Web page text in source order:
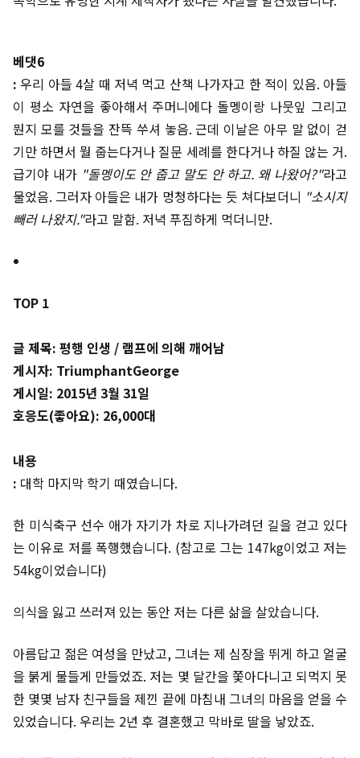
베댓6
: 우리 아들 4살 때 저녁 먹고 산책 나가자고 한 적이 있음. 아들
이 평소 자연을 좋아해서 주머니에다 돌멩이랑 나뭇잎 그리고
뭔지 모를 것들을 잔뜩 쑤셔 놓음. 근데 이날은 아무 말 없이 걷
기만 하면서 뭘 줍는다거나 질문 세례를 한다거나 하질 않는 거.
급기야 내가 "돌멩이도 안 줍고 말도 안 하고. 왜 나왔어?"라고
물었음. 그러자 아들은 내가 멍청하다는 듯 쳐다보더니 "소시지
빼러 나왔지."라고 말함. 저녁 푸짐하게 먹더니만.
TOP 1
글 제목: 평행 인생 / 램프에 의해 깨어남
게시자: TriumphantGeorge
게시일: 2015년 3월 31일
호응도(좋아요): 26,000대
내용
: 대학 마지막 학기 때였습니다.
한 미식축구 선수 애가 자기가 차로 지나가려던 길을 걷고 있다
는 이유로 저를 폭행했습니다. (참고로 그는 147kg이었고 저는
54kg이었습니다)
의식을 잃고 쓰러져 있는 동안 저는 다른 삶을 살았습니다.
아름답고 젊은 여성을 만났고, 그녀는 제 심장을 뛰게 하고 얼굴
을 붉게 물들게 만들었죠. 저는 몇 달간을 쫓아다니고 되먹지 못
한 몇몇 남자 친구들을 제낀 끝에 마침내 그녀의 마음을 얻을 수
있었습니다. 우리는 2년 후 결혼했고 막바로 딸을 낳았죠.